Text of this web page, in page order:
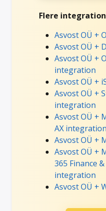
Flere
Asvost OÜ +
Asvost OÜ +
Asvost OÜ +
integration
Asvost OÜ +
Asvost OÜ +
integration
Asvost OÜ +
AX integration
Asvost OÜ +
Asvost OÜ +
365 Finance
integration
Asvost OÜ +